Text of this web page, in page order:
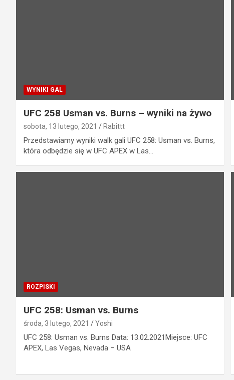
WYNIKI GAL
UFC 258 Usman vs. Burns – wyniki na żywo
sobota, 13 lutego, 2021 Rabittt
Przedstawiamy wyniki walk gali UFC 258: Usman vs. Burns,
która odbędzie się w UFC APEX w Las…
ROZPISKI
UFC 258: Usman vs. Burns
środa, 3 lutego, 2021 Yoshi
UFC 258: Usman vs. Burns Data: 13.02.2021Miejsce: UFC
APEX, Las Vegas, Nevada – USA